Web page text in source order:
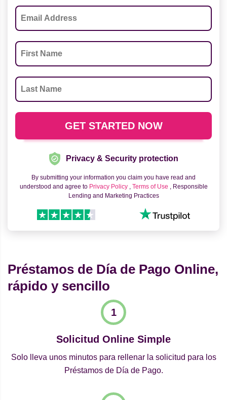
Privacy & Security protection
By submitting your information you claim you have read and
understood and agree to Privacy Policy , Terms of Use , Responsible
Lending and Marketing Practices
Préstamos de Día de Pago Online,
rápido y sencillo
Solicitud Online Simple
Solo lleva unos minutos para rellenar la solicitud para los
Préstamos de Día de Pago.